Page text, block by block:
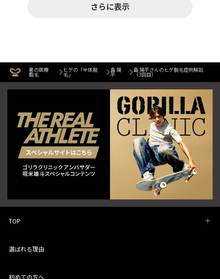
さらに表示
男の医療
脱毛
ヒゲの「全体脱
毛」
島 陽
平
島 陽平さんのヒゲ脱毛症例解説
（3回目）
TOP
選ばれる理由
初めての方へ